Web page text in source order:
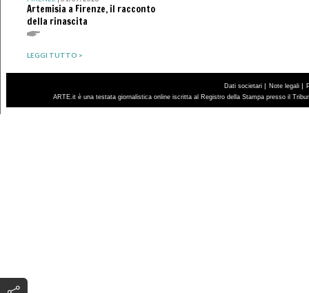
Artemisia a Firenze, il racconto
della rinascita
LEGGI TUTTO >
Dati societari | Note legali |
ARTE.it è una testata giornalistica online iscritta al Registro della Stampa presso il